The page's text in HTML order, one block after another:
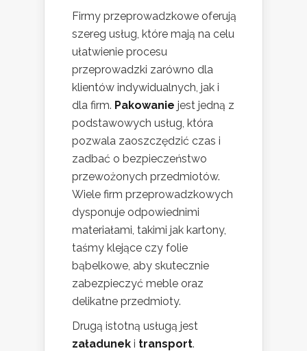
Firmy przeprowadzkowe oferują
szereg usług, które mają na celu
ułatwienie procesu
przeprowadzki zarówno dla
klientów indywidualnych, jak i
dla firm. Pakowanie jest jedną z
podstawowych usług, która
pozwala zaoszczędzić czas i
zadbać o bezpieczeństwo
przewożonych przedmiotów.
Wiele firm przeprowadzkowych
dysponuje odpowiednimi
materiałami, takimi jak kartony,
taśmy klejące czy folie
bąbelkowe, aby skutecznie
zabezpieczyć meble oraz
delikatne przedmioty.
Drugą istotną usługą jest
załadunek i transport.